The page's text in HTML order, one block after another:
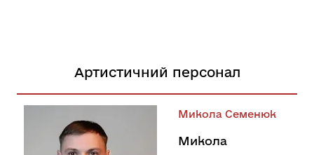
Артистичний персонал
Микола Семенюк
Микола